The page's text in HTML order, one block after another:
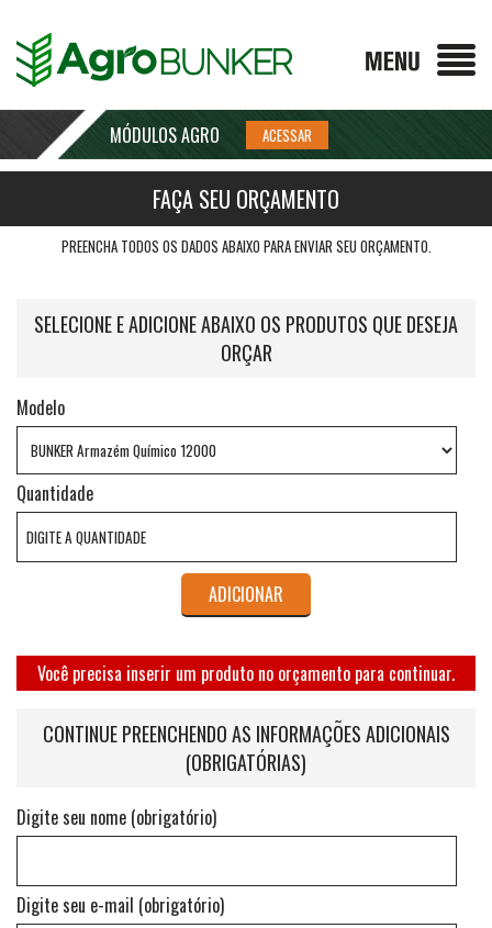
MÓDULOS AGRO
FAÇA SEU ORÇAMENTO
PREENCHA TODOS OS DADOS ABAIXO PARA ENVIAR SEU ORÇAMENTO.
SELECIONE E ADICIONE ABAIXO OS PRODUTOS QUE DESEJA
ORÇAR
Modelo
Quantidade
ADICIONAR
Você precisa inserir um produto no orçamento para continuar.
CONTINUE PREENCHENDO AS INFORMAÇÕES ADICIONAIS
(OBRIGATÓRIAS)
Digite seu nome (obrigatório)
Digite seu e-mail (obrigatório)